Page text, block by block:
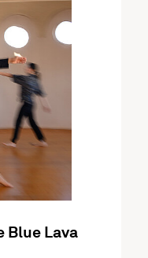
Blue Lava
de résidence de Blue